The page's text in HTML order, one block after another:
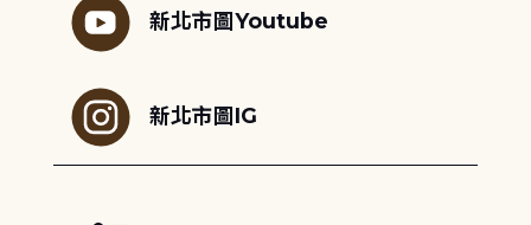
新北市圖Youtube
新北市圖IG